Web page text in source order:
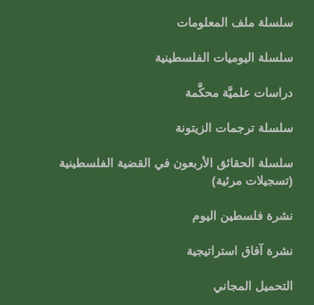
سلسلة ملف المعلومات
سلسلة اليوميات الفلسطينية
دراسات علميَّة محكَّمة
سلسلة ترجمات الزيتونة
سلسلة الحقائق الأربعون في القضية الفلسطينية
(تسجيلات مرئية)
نشرة فلسطين اليوم
نشرة آفاق استراتيجية
التحميل المجاني